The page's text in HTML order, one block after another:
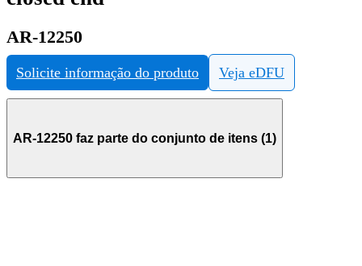
AR-12250
Solicite informação do produto Veja eDFU
AR-12250 faz parte do conjunto de itens (1)